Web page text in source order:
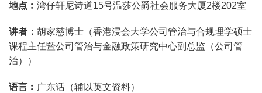
地点︰ 湾仔轩尼诗道15号温莎公爵社会服务大厦2楼202室
讲者： 胡家慈博士（香港浸会大学公司管治与合规理学硕士
课程主任暨公司管治与金融政策研究中心副总监（公司管
治））
语言︰ 广东话（辅以英文资料）